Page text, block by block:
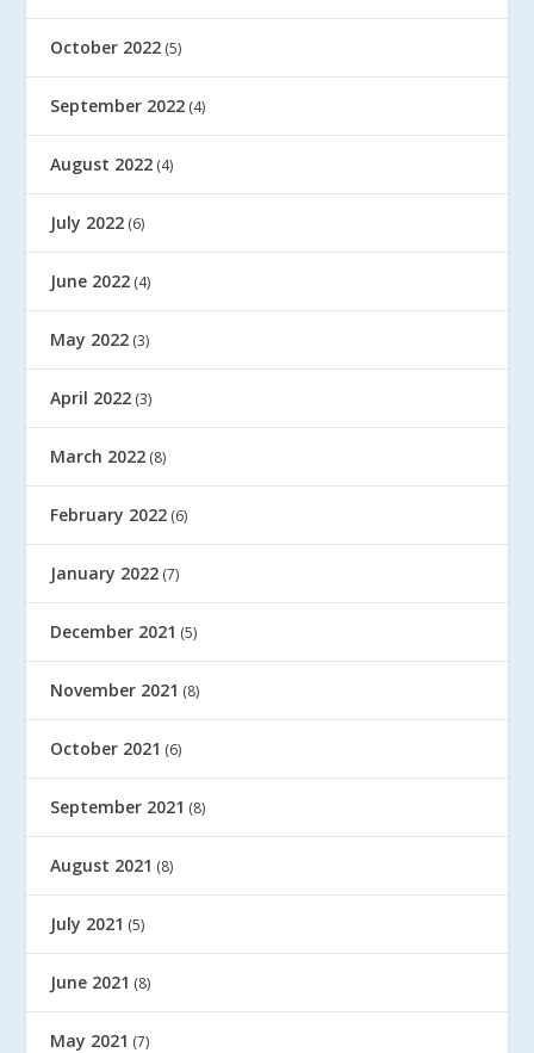
October 2022 (5)
September 2022 (4)
August 2022 (4)
July 2022 (6)
June 2022 (4)
May 2022 (3)
April 2022 (3)
March 2022 (8)
February 2022 (6)
January 2022 (7)
December 2021 (5)
November 2021 (8)
October 2021 (6)
September 2021 (8)
August 2021 (8)
July 2021 (5)
June 2021 (8)
May 2021 (7)